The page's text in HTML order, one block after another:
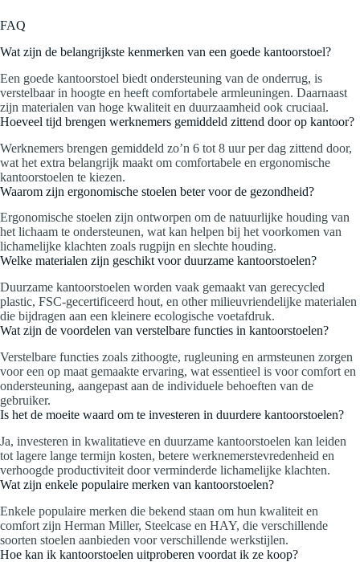
FAQ
Wat zijn de belangrijkste kenmerken van een goede kantoorstoel?
Een goede kantoorstoel biedt ondersteuning van de onderrug, is
verstelbaar in hoogte en heeft comfortabele armleuningen. Daarnaast
zijn materialen van hoge kwaliteit en duurzaamheid ook cruciaal.
Hoeveel tijd brengen werknemers gemiddeld zittend door op kantoor?
Werknemers brengen gemiddeld zo’n 6 tot 8 uur per dag zittend door,
wat het extra belangrijk maakt om comfortabele en ergonomische
kantoorstoelen te kiezen.
Waarom zijn ergonomische stoelen beter voor de gezondheid?
Ergonomische stoelen zijn ontworpen om de natuurlijke houding van
het lichaam te ondersteunen, wat kan helpen bij het voorkomen van
lichamelijke klachten zoals rugpijn en slechte houding.
Welke materialen zijn geschikt voor duurzame kantoorstoelen?
Duurzame kantoorstoelen worden vaak gemaakt van gerecycled
plastic, FSC-gecertificeerd hout, en other milieuvriendelijke materialen
die bijdragen aan een kleinere ecologische voetafdruk.
Wat zijn de voordelen van verstelbare functies in kantoorstoelen?
Verstelbare functies zoals zithoogte, rugleuning en armsteunen zorgen
voor een op maat gemaakte ervaring, wat essentieel is voor comfort en
ondersteuning, aangepast aan de individuele behoeften van de
gebruiker.
Is het de moeite waard om te investeren in duurdere kantoorstoelen?
Ja, investeren in kwalitatieve en duurzame kantoorstoelen kan leiden
tot lagere lange termijn kosten, betere werknemerstevredenheid en
verhoogde productiviteit door verminderde lichamelijke klachten.
Wat zijn enkele populaire merken van kantoorstoelen?
Enkele populaire merken die bekend staan om hun kwaliteit en
comfort zijn Herman Miller, Steelcase en HAY, die verschillende
soorten stoelen aanbieden voor verschillende werkstijlen.
Hoe kan ik kantoorstoelen uitproberen voordat ik ze koop?